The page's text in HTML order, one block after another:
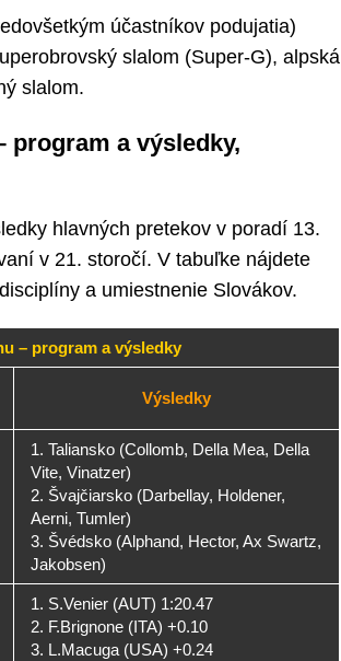
účastníkov podujatia)
slalom (Super-G), alpská
slalom.
program a výsledky,
hlavných pretekov v poradí 13.
v 21. storočí. V tabuľke nájdete
a umiestnenie Slovákov.
– program a výsledky
Výsledky
1. Taliansko (Collomb, Della Mea, Della
Vite, Vinatzer)
2. Švajčiarsko (Darbellay, Holdener,
Aerni, Tumler)
3. Švédsko (Alphand, Hector, Ax Swartz,
Jakobsen)
1. S.Venier (AUT) 1:20.47
2. F.Brignone (ITA) +0.10
3. L.Macuga (USA) +0.24